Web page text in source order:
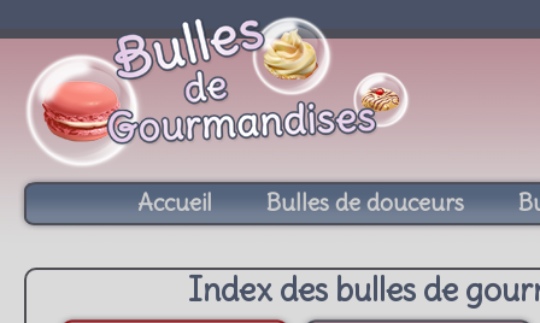
Accueil Bulles de douceurs
Index des bulles de